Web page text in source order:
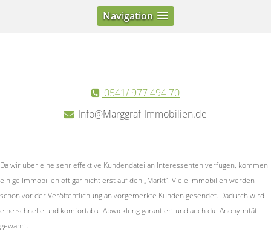
Navigation
0541/ 977 494 70
Info@Marggraf-Immobilien.de
Da wir über eine sehr effektive Kundendatei an Interessenten verfügen, kommen
einige Immobilien oft gar nicht erst auf den „Markt“. Viele Immobilien werden
schon vor der Veröffentlichung an vorgemerkte Kunden gesendet. Dadurch wird
eine schnelle und komfortable Abwicklung garantiert und auch die Anonymität
gewahrt.